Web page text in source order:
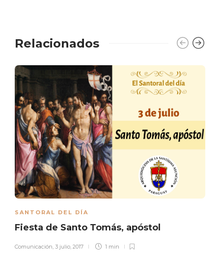
Relacionados
SANTORAL DEL DÍA
Fiesta de Santo Tomás, apóstol
Comunicación 3 julio, 2017 1 min